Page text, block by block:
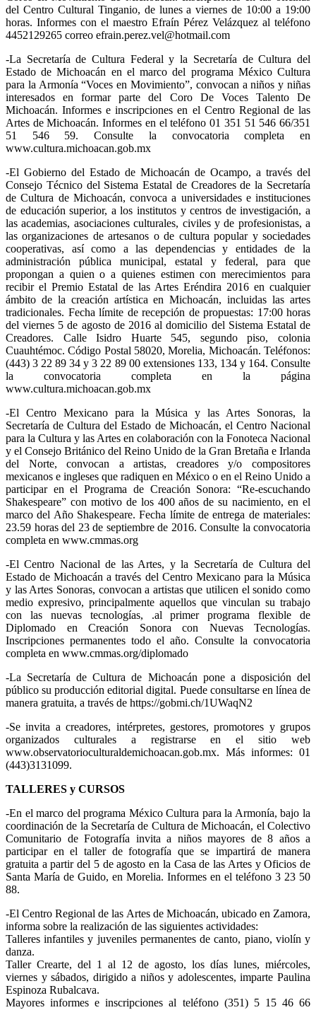
del Centro Cultural Tinganio, de lunes a viernes de 10:00 a 19:00
horas. Informes con el maestro Efraín Pérez Velázquez al teléfono
4452129265 correo efrain.perez.vel@hotmail.com
-La Secretaría de Cultura Federal y la Secretaría de Cultura del
Estado de Michoacán en el marco del programa México Cultura
para la Armonía “Voces en Movimiento”, convocan a niños y niñas
interesados en formar parte del Coro De Voces Talento De
Michoacán. Informes e inscripciones en el Centro Regional de las
Artes de Michoacán. Informes en el teléfono 01 351 51 546 66/351
51 546 59. Consulte la convocatoria completa en
www.cultura.michoacan.gob.mx
-El Gobierno del Estado de Michoacán de Ocampo, a través del
Consejo Técnico del Sistema Estatal de Creadores de la Secretaría
de Cultura de Michoacán, convoca a universidades e instituciones
de educación superior, a los institutos y centros de investigación, a
las academias, asociaciones culturales, civiles y de profesionistas, a
las organizaciones de artesanos o de cultura popular y sociedades
cooperativas, así como a las dependencias y entidades de la
administración pública municipal, estatal y federal, para que
propongan a quien o a quienes estimen con merecimientos para
recibir el Premio Estatal de las Artes Eréndira 2016 en cualquier
ámbito de la creación artística en Michoacán, incluidas las artes
tradicionales. Fecha límite de recepción de propuestas: 17:00 horas
del viernes 5 de agosto de 2016 al domicilio del Sistema Estatal de
Creadores. Calle Isidro Huarte 545, segundo piso, colonia
Cuauhtémoc. Código Postal 58020, Morelia, Michoacán. Teléfonos:
(443) 3 22 89 34 y 3 22 89 00 extensiones 133, 134 y 164. Consulte
la convocatoria completa en la página
www.cultura.michoacan.gob.mx
-El Centro Mexicano para la Música y las Artes Sonoras, la
Secretaría de Cultura del Estado de Michoacán, el Centro Nacional
para la Cultura y las Artes en colaboración con la Fonoteca Nacional
y el Consejo Británico del Reino Unido de la Gran Bretaña e Irlanda
del Norte, convocan a artistas, creadores y/o compositores
mexicanos e ingleses que radiquen en México o en el Reino Unido a
participar en el Programa de Creación Sonora: “Re-escuchando
Shakespeare” con motivo de los 400 años de su nacimiento, en el
marco del Año Shakespeare. Fecha límite de entrega de materiales:
23.59 horas del 23 de septiembre de 2016. Consulte la convocatoria
completa en www.cmmas.org
-El Centro Nacional de las Artes, y la Secretaría de Cultura del
Estado de Michoacán a través del Centro Mexicano para la Música
y las Artes Sonoras, convocan a artistas que utilicen el sonido como
medio expresivo, principalmente aquellos que vinculan su trabajo
con las nuevas tecnologías, .al primer programa flexible de
Diplomado en Creación Sonora con Nuevas Tecnologías.
Inscripciones permanentes todo el año. Consulte la convocatoria
completa en www.cmmas.org/diplomado
-La Secretaría de Cultura de Michoacán pone a disposición del
público su producción editorial digital. Puede consultarse en línea de
manera gratuita, a través de https://gobmi.ch/1UWaqN2
-Se invita a creadores, intérpretes, gestores, promotores y grupos
organizados culturales a registrarse en el sitio web
www.observatorioculturaldemichoacan.gob.mx. Más informes: 01
(443)3131099.
TALLERES y CURSOS
-En el marco del programa México Cultura para la Armonía, bajo la
coordinación de la Secretaría de Cultura de Michoacán, el Colectivo
Comunitario de Fotografía invita a niños mayores de 8 años a
participar en el taller de fotografía que se impartirá de manera
gratuita a partir del 5 de agosto en la Casa de las Artes y Oficios de
Santa María de Guido, en Morelia. Informes en el teléfono 3 23 50
88.
-El Centro Regional de las Artes de Michoacán, ubicado en Zamora,
informa sobre la realización de las siguientes actividades:
Talleres infantiles y juveniles permanentes de canto, piano, violín y
danza.
Taller Crearte, del 1 al 12 de agosto, los días lunes, miércoles,
viernes y sábados, dirigido a niños y adolescentes, imparte Paulina
Espinoza Rubalcava.
Mayores informes e inscripciones al teléfono (351) 5 15 46 66